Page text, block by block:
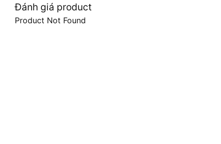
Đánh giá product
Product Not Found